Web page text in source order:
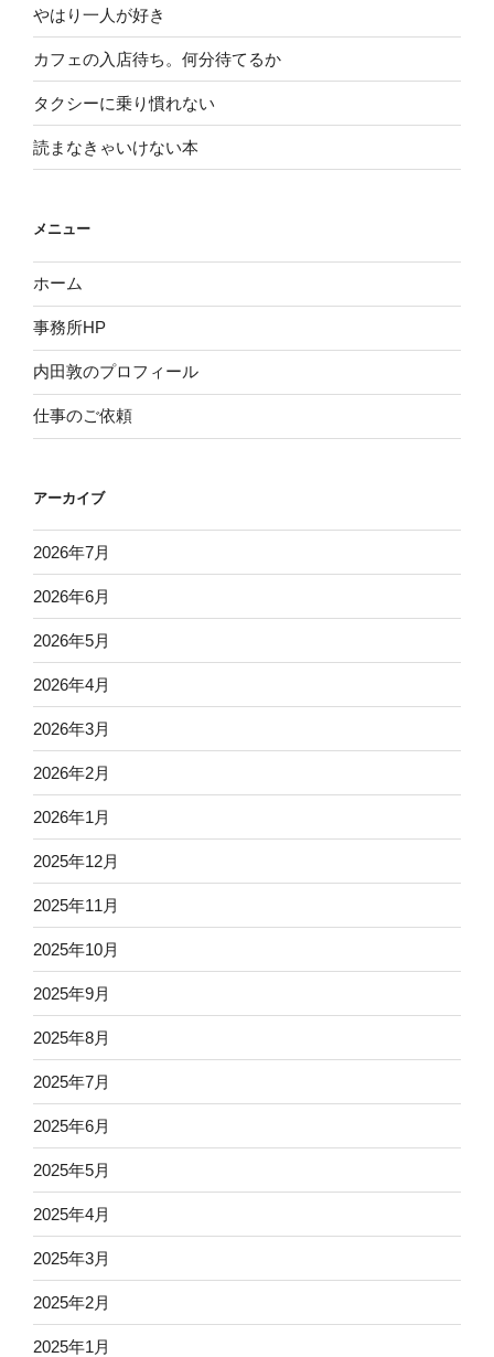
やはり一人が好き
カフェの入店待ち。何分待てるか
タクシーに乗り慣れない
読まなきゃいけない本
メニュー
ホーム
事務所HP
内田敦のプロフィール
仕事のご依頼
アーカイブ
2026年7月
2026年6月
2026年5月
2026年4月
2026年3月
2026年2月
2026年1月
2025年12月
2025年11月
2025年10月
2025年9月
2025年8月
2025年7月
2025年6月
2025年5月
2025年4月
2025年3月
2025年2月
2025年1月